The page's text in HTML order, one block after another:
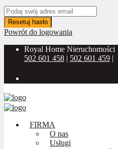
Resetuj hasło
Powrót do logowania
Royal Home Nieruchomości
502 601 458 | 502 601 459 |
FIRMA
O nas
Usługi